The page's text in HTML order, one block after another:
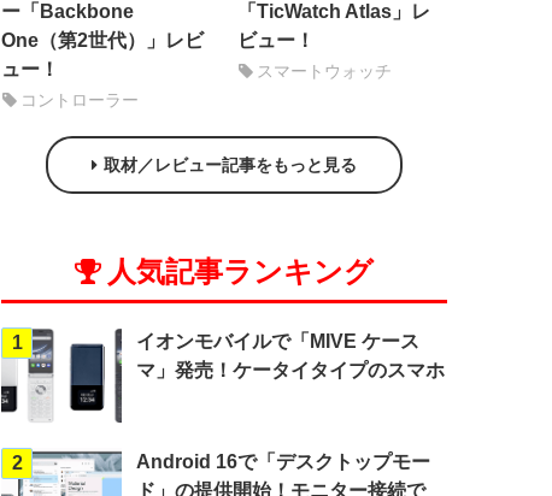
ー「Backbone
One（第2世代）」レビ
ュー！
コントローラー
「TicWatch Atlas」レ
ビュー！
スマートウォッチ
取材／レビュー記事をもっと見る
人気記事ランキング
1
イオンモバイルで「MIVE ケース
マ」発売！ケータイタイプのスマホ
2
Android 16で「デスクトップモー
ド」の提供開始！モニター接続で